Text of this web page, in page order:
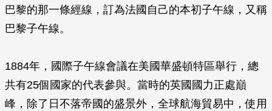
巴黎的那一條經線，訂為法國自己的本初子午線，又稱
巴黎子午線。
1884年，國際子午線會議在美國華盛頓特區舉行，總
共有25個國家的代表參與。當時的英國國力正處巔
峰，除了日不落帝國的盛景外，全球航海貿易中，使用